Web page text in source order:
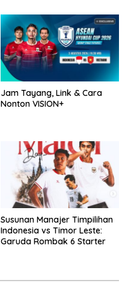
Jam Tayang, Link & Cara
Nonton VISION+
Susunan Manajer Timpilihan
Indonesia vs Timor Leste:
Garuda Rombak 6 Starter